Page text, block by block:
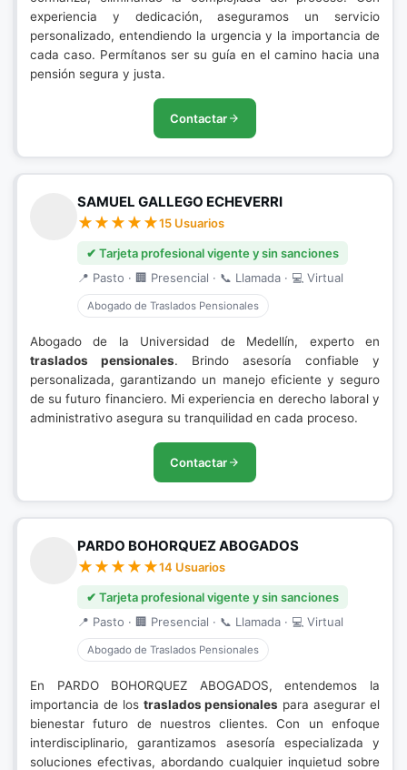
experiencia y dedicación, aseguramos un servicio
personalizado, entendiendo la urgencia y la importancia de
cada caso. Permítanos ser su guía en el camino hacia una
pensión segura y justa.
Contactar
SAMUEL GALLEGO ECHEVERRI
15 Usuarios
✔ Tarjeta profesional vigente y sin sanciones
📍 Pasto · 🏢 Presencial · 📞 Llamada · 💻 Virtual
Abogado de Traslados Pensionales
Abogado de la Universidad de Medellín, experto en
traslados pensionales. Brindo asesoría confiable y
personalizada, garantizando un manejo eficiente y seguro
de su futuro financiero. Mi experiencia en derecho laboral y
administrativo asegura su tranquilidad en cada proceso.
Contactar
PARDO BOHORQUEZ ABOGADOS
14 Usuarios
✔ Tarjeta profesional vigente y sin sanciones
📍 Pasto · 🏢 Presencial · 📞 Llamada · 💻 Virtual
Abogado de Traslados Pensionales
En PARDO BOHORQUEZ ABOGADOS, entendemos la
importancia de los traslados pensionales para asegurar el
bienestar futuro de nuestros clientes. Con un enfoque
interdisciplinario, garantizamos asesoría especializada y
soluciones efectivas, abordando cualquier inquietud sobre